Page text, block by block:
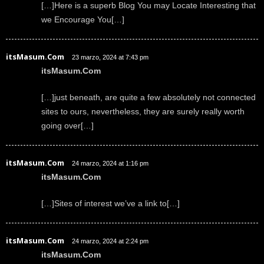
[…]Here is a superb Blog You may Locate Interesting that
we Encourage You[…]
itsMasum.Com 23 marzo, 2024 at 7:43 pm
itsMasum.Com
[…]just beneath, are quite a few absolutely not connected
sites to ours, nevertheless, they are surely really worth
going over[…]
itsMasum.Com 24 marzo, 2024 at 1:16 pm
itsMasum.Com
[…]Sites of interest we’ve a link to[…]
itsMasum.Com 24 marzo, 2024 at 2:24 pm
itsMasum.Com